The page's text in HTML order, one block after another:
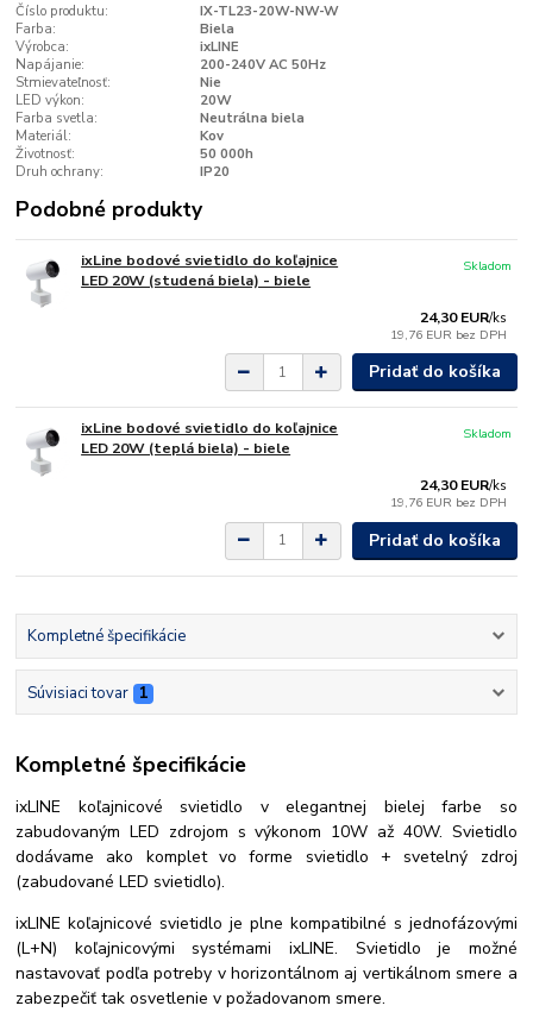
Číslo produktu:
IX-TL23-20W-NW-W
Farba:
Biela
Výrobca:
ixLINE
Napájanie:
200-240V AC 50Hz
Stmievateľnosť:
Nie
LED výkon:
20W
Farba svetla:
Neutrálna biela
Materiál:
Kov
Životnosť:
50 000h
Druh ochrany:
IP20
Podobné produkty
ixLine bodové svietidlo do koľajnice
LED 20W (studená biela) - biele
24,30 EUR/ks
19,76 EUR bez DPH
Skladom
Pridať do košíka
ixLine bodové svietidlo do koľajnice
LED 20W (teplá biela) - biele
24,30 EUR/ks
19,76 EUR bez DPH
Skladom
Pridať do košíka
Kompletné špecifikácie
Súvisiaci tovar 1
Kompletné špecifikácie
ixLINE koľajnicové svietidlo v elegantnej bielej farbe so
zabudovaným LED zdrojom s výkonom 10W až 40W. Svietidlo
dodávame ako komplet vo forme svietidlo + svetelný zdroj
(zabudované LED svietidlo).
ixLINE koľajnicové svietidlo je plne kompatibilné s jednofázovými
(L+N) koľajnicovými systémami ixLINE. Svietidlo je možné
nastavovať podľa potreby v horizontálnom aj vertikálnom smere a
zabezpečiť tak osvetlenie v požadovanom smere.